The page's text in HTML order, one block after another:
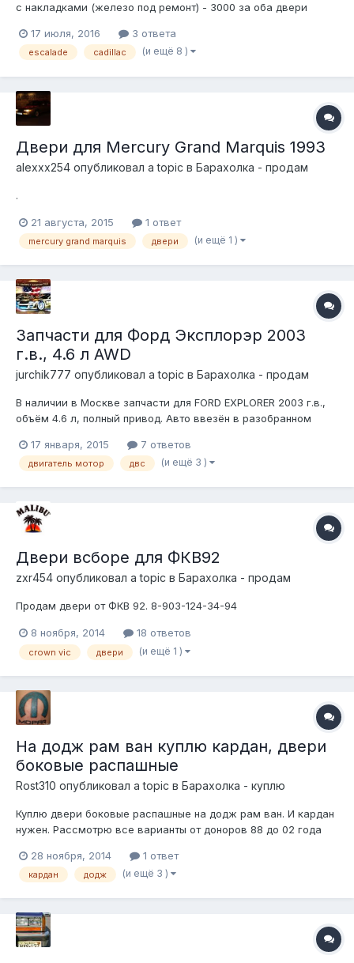
с накладками (железо под ремонт) - 3000 за оба двери
Отправка ДЛ из СПб 93I3O72O13
17 июля, 2016 3 ответа
escalade cadillac (и ещё 8 )
Двери для Mercury Grand Marquis 1993
alexxx254 опубликовал a topic в Барахолка - продам
.
21 августа, 2015 1 ответ
mercury grand marquis двери (и ещё 1 )
Запчасти для Форд Эксплорэр 2003
г.в., 4.6 л AWD
jurchik777 опубликовал a topic в Барахолка - продам
В наличии в Москве запчасти для FORD EXPLORER 2003 г.в.,
объём 4.6 л, полный привод. Авто ввезён в разобранном
Железнодорожный, ул. Керамическая д.1, строение 12. Тел.
8(985)138 08 11, 8 (926) 559-63-72
17 января, 2015 7 ответов
двигатель мотор двс (и ещё 3 )
Двери всборе для ФКВ92
zxr454 опубликовал a topic в Барахолка - продам
Продам двери от ФКВ 92. 8-903-124-34-94
8 ноября, 2014 18 ответов
crown vic двери (и ещё 1 )
На додж рам ван куплю кардан, двери
боковые распашные
Rost310 опубликовал a topic в Барахолка - куплю
Куплю двери боковые распашные на додж рам ван. И кардан
нужен. Рассмотрю все варианты от доноров 88 до 02 года
28 ноября, 2014 1 ответ
кардан додж (и ещё 3 )